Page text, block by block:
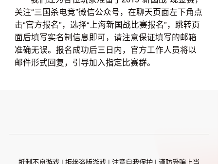
关注“三国杀电竞”微信公众号，在聊天页面左下角点
击“官方报名”，选择“上海新国战比赛报名”，跳转页
面后填写实名制信息即可，请注意保证填写的邮箱
准确无误。报名成功后三日内，官方工作人员将以
邮件形式回复，引导加入指定比赛群。
抵制不良游戏 | 拒绝盗版游戏 | 注意自我保护 | 谨防受骗上当